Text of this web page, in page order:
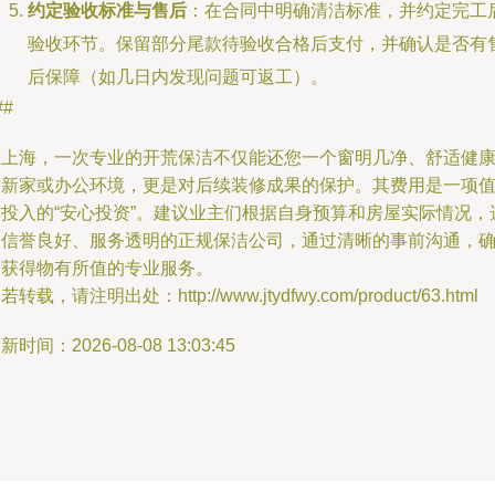
约定验收标准与售后 ：在合同中明确清洁标准，并约定完工
验收环节。保留部分尾款待验收合格后支付，并确认是否有
后保障（如几日内发现问题可返工）。
海，一次专业的开荒保洁不仅能还您一个窗明几净、舒适健康
家或办公环境，更是对后续装修成果的保护。其费用是一项值
入的“安心投资”。建议业主们根据自身预算和房屋实际情况，
誉良好、服务透明的正规保洁公司，通过清晰的事前沟通，确
得物有所值的专业服务。
转载，请注明出处：http://www.jtydfwy.com/product/63.html
时间：2026-08-08 13:03:45